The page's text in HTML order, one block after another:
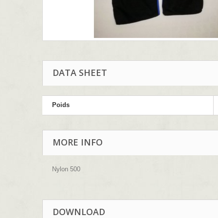
DATA SHEET
Poids
MORE INFO
Nylon 500
DOWNLOAD